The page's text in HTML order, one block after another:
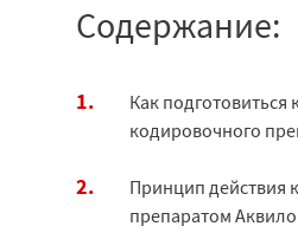
Содержание:
Как
кодировочного
Принцип действия
препаратом